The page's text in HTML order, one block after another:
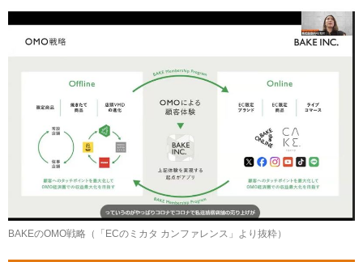
BAKEのOMO戦略（「ECのミカタ カンファレンス」より抜粋）